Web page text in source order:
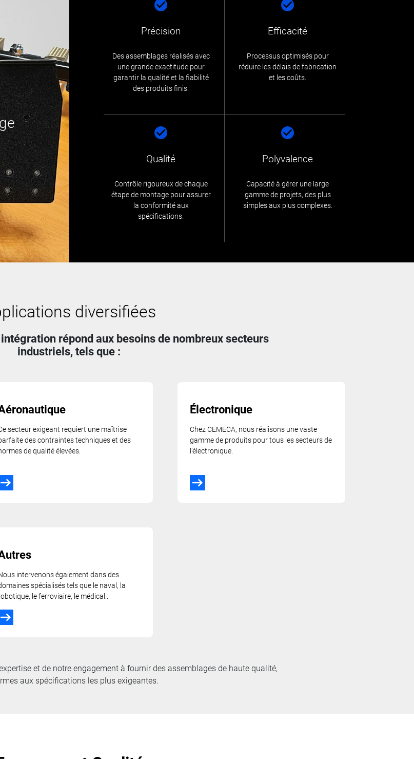
Précision
Des assemblages réalisés avec
une grande exactitude pour
garantir la qualité et la fiabilité
des produits finis.
Efficacité
Processus optimisés pour
réduire les délais de fabrication
et les coûts.
Qualité
Contrôle rigoureux de chaque
étape de montage pour assurer
la conformité aux
spécifications.
Polyvalence
Capacité à gérer une large
gamme de projets, des plus
simples aux plus complexes.
diversifiées
répond aux besoins de nombreux secteurs
industriels, tels que :
secteur exigeant requiert une maîtrise
des contraintes techniques et des
de qualité élevées.
Électronique
Chez CEMECA, nous réalisons une vaste
gamme de produits pour tous les secteurs de
l’électronique.
intervenons également dans des
spécialisés tels que le naval, la
le ferroviaire, le médical..
et de notre engagement à fournir des assemblages de haute qualité,
aux spécifications les plus exigeantes.